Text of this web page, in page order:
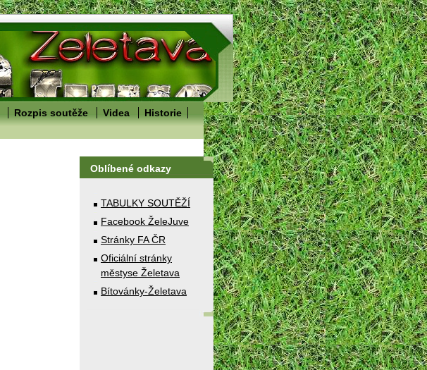
Rozpis soutěže Videa
Historie
Oblíbené odkazy
TABULKY SOUTĚŽÍ
Facebook ŽeleJuve
Stránky FA ČR
Oficiální stránky
městyse Želetava
Bítovánky-Želetava